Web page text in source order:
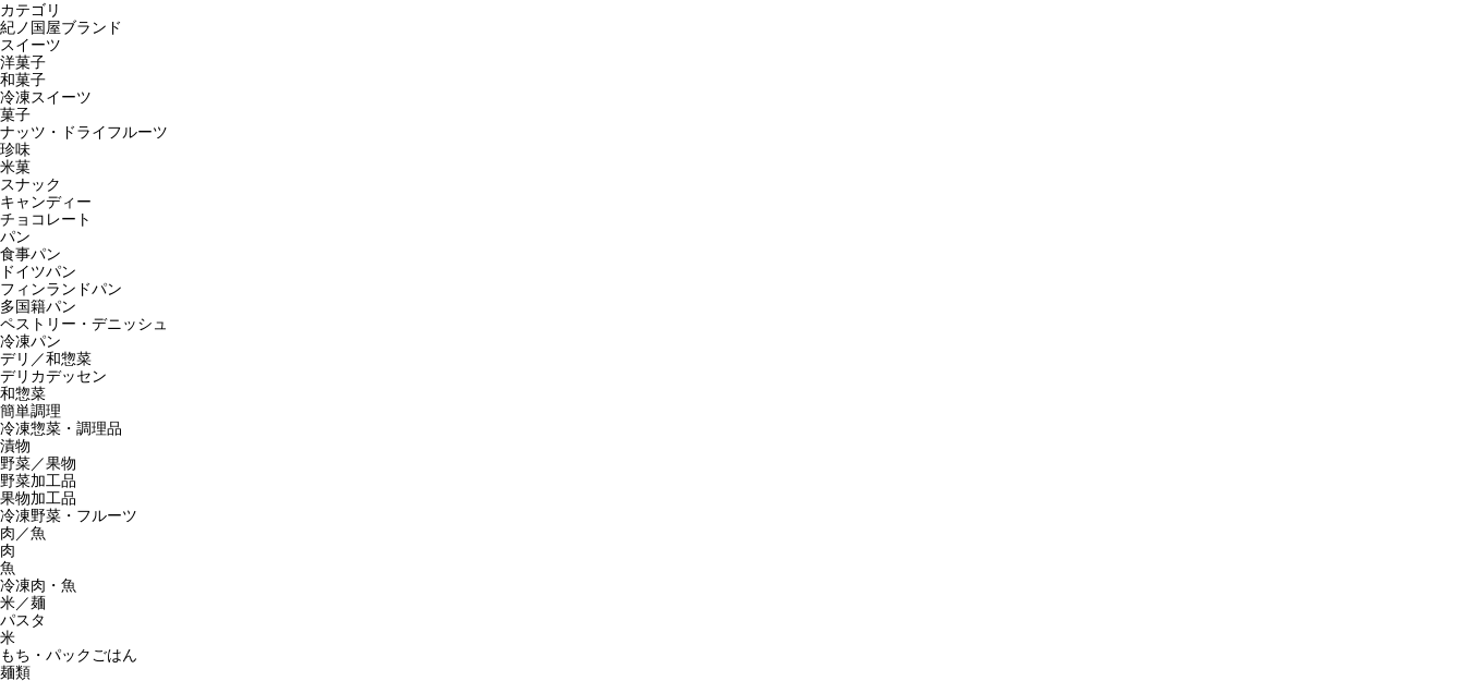
カテゴリ
紀ノ国屋ブランド
スイーツ
洋菓子
和菓子
冷凍スイーツ
菓子
ナッツ・ドライフルーツ
珍味
米菓
スナック
キャンディー
チョコレート
パン
食事パン
ドイツパン
フィンランドパン
多国籍パン
ペストリー・デニッシュ
冷凍パン
デリ／和惣菜
デリカデッセン
和惣菜
簡単調理
冷凍惣菜・調理品
漬物
野菜／果物
野菜加工品
果物加工品
冷凍野菜・フルーツ
肉／魚
肉
魚
冷凍肉・魚
米／麺
パスタ
米
もち・パックごはん
麺類